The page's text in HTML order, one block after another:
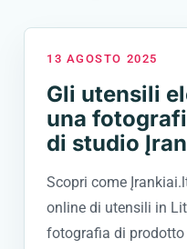
13 AGOSTO 2025
Gli utensili
una
di studio
Scopri come
online di utensili in
fotografia di